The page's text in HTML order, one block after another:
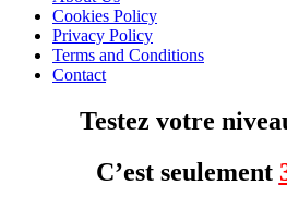
Cookies Policy
Privacy Policy
Terms and Conditions
Contact
Testez votre
C’est seulement